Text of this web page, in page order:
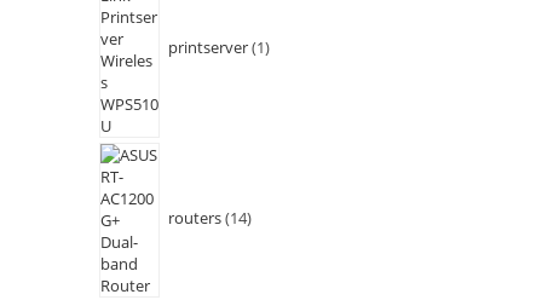
printserver 1
routers 14